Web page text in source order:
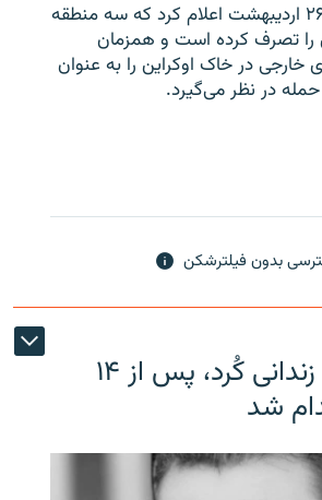
روسیه روز چهارشنبه ۲۶ اردیبهشت اعلام کرد که سه منطقه
را تصرف کرده است و همزمان
خارجی در خاک اوکراین را به عنوان
در نظر می‌گیرد.
بدون فیلترشکن
خسرو بشارت، زندانی کُرد، پس از ۱۴
شد